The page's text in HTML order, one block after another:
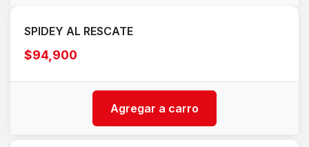
SPIDEY AL RESCATE
$94,900
Agregar a carro